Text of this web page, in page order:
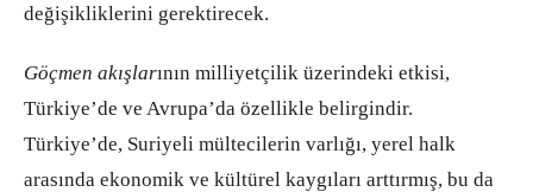
değişikliklerini gerektirecek.
Göçmen akışlarının milliyetçilik üzerindeki etkisi,
Türkiye’de ve Avrupa’da özellikle belirgindir.
Türkiye’de, Suriyeli mültecilerin varlığı, yerel halk
arasında ekonomik ve kültürel kaygıları arttırmış, bu da